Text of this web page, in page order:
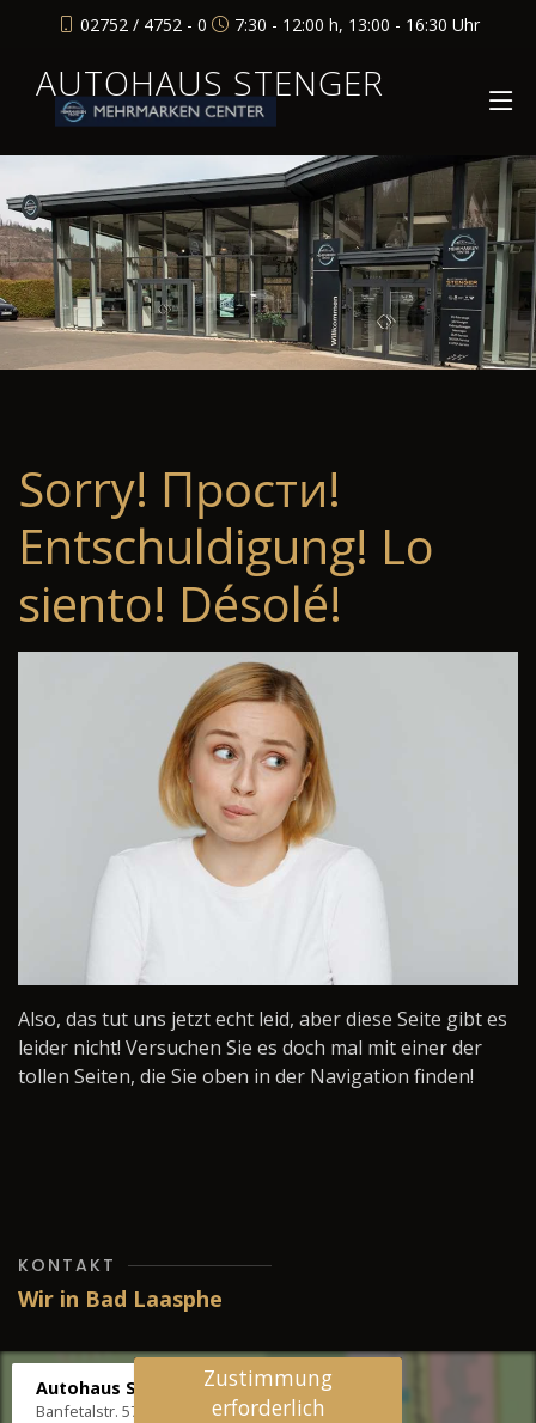
02752 / 4752 - 0 7:30 - 12:00 h, 13:00 - 16:30 Uhr
AUTOHAUS STENGER
Sorry! Прости!
Entschuldigung! Lo
siento! Désolé!
Also, das tut uns jetzt echt leid, aber diese Seite gibt es
leider nicht! Versuchen Sie es doch mal mit einer der
tollen Seiten, die Sie oben in der Navigation finden!
KONTAKT
Wir in Bad Laasphe
Autohaus Stenger
Banfetalstr. 57, 57334 Bad Laasphe
Zustimmung
erforderlich